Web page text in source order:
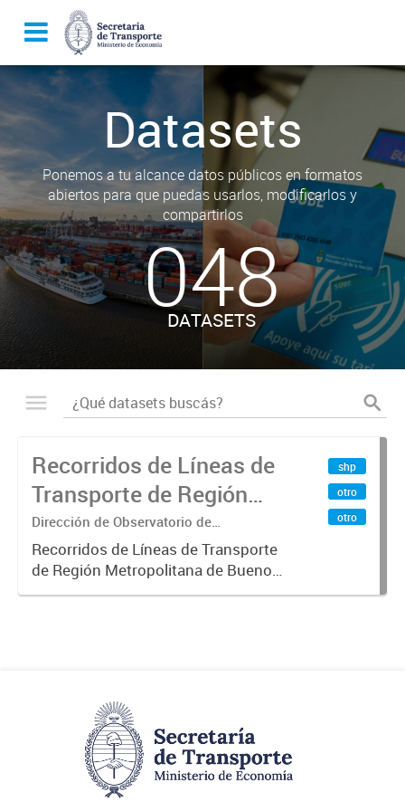
Datasets
Ponemos a tu alcance datos públicos en formatos
abiertos para que puedas usarlos, modificarlos y
compartirlos
048
DATASETS
Recorridos de Líneas de
Transporte de Región
Metropolitana de
Buenos Aires (RMBA)
Dirección de Observatorio de
Transporte, Estudio y Sistemas
Recorridos de Líneas de Transporte
de Región Metropolitana de Buenos
Aires (RMBA).-
shp
otro
otro